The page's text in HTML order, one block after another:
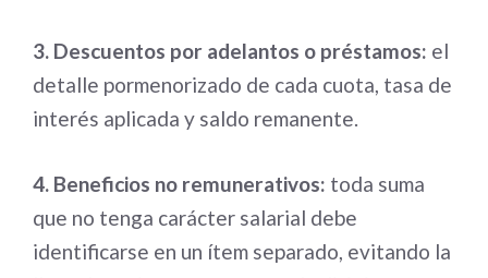
3. Descuentos por adelantos o préstamos: el
detalle pormenorizado de cada cuota, tasa de
interés aplicada y saldo remanente.
4. Beneficios no remunerativos: toda suma
que no tenga carácter salarial debe
identificarse en un ítem separado, evitando la